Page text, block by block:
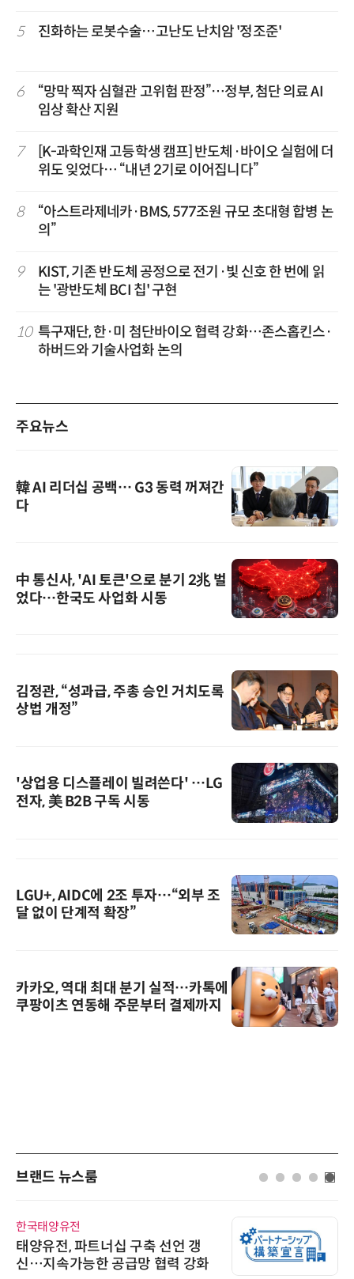
5 진화하는 로봇수술…고난도 난치암 '정조준'
6
“망막 찍자 심혈관 고위험 판정”…정부, 첨단 의료 AI
임상 확산 지원
7
[K-과학인재 고등학생 캠프] 반도체·바이오 실험에 더
위도 잊었다… “내년 2기로 이어집니다”
8
“아스트라제네카·BMS, 577조원 규모 초대형 합병 논
의”
9
KIST, 기존 반도체 공정으로 전기·빛 신호 한 번에 읽
는 '광반도체 BCI 칩' 구현
10 특구재단, 한·미 첨단바이오 협력 강화…존스홉킨스·
하버드와 기술사업화 논의
주요뉴스
韓 AI 리더십 공백… G3 동력 꺼져간
다
中 통신사, 'AI 토큰'으로 분기 2兆 벌
었다…한국도 사업화 시동
김정관, “성과급, 주총 승인 거치도록
상법 개정”
'상업용 디스플레이 빌려쓴다' …LG
전자, 美 B2B 구독 시동
LGU+, AIDC에 2조 투자…“외부 조
달 없이 단계적 확장”
카카오, 역대 최대 분기 실적…카톡에
쿠팡이츠 연동해 주문부터 결제까지
브랜드 뉴스룸
한국태양유전
태양유전, 파트너십 구축 선언 갱
신…지속가능한 공급망 협력 강화